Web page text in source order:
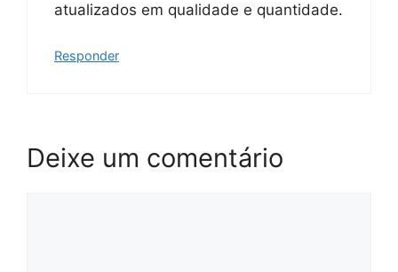
atualizados em qualidade e quantidade.
Responder
Deixe um comentário